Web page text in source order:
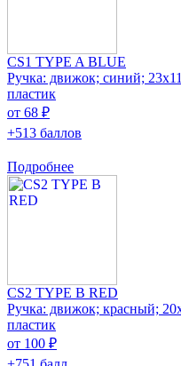
CS1 TYPE A BLUE
Ручка: движок; синий;
пластик
от 68 ₽
+513 баллов
Подробнее
CS2 TYPE B RED
Ручка: движок; красный;
пластик
от 100 ₽